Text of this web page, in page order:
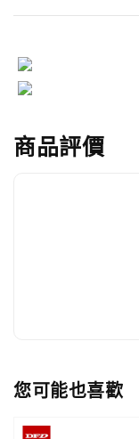
商品評價
您可能也喜歡